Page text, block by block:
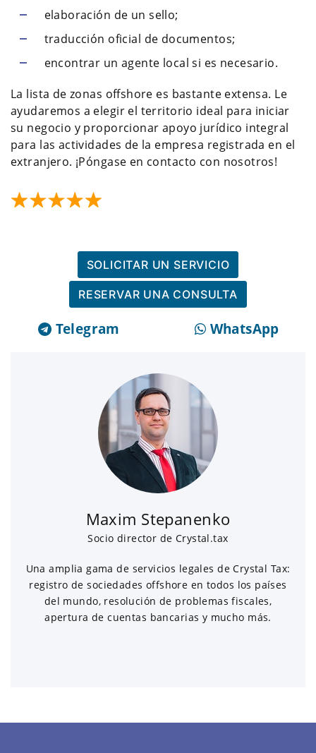
elaboración de un sello;
traducción oficial de documentos;
encontrar un agente local si es necesario.
La lista de zonas offshore es bastante extensa. Le
ayudaremos a elegir el territorio ideal para iniciar
su negocio y proporcionar apoyo jurídico integral
para las actividades de la empresa registrada en el
extranjero. ¡Póngase en contacto con nosotros!
SOLICITAR UN SERVICIO
RESERVAR UNA CONSULTA
Telegram WhatsApp
Maxim Stepanenko
Socio director de Crystal.tax
Una amplia gama de servicios legales de Crystal Tax:
registro de sociedades offshore en todos los países
del mundo, resolución de problemas fiscales,
apertura de cuentas bancarias y mucho más.